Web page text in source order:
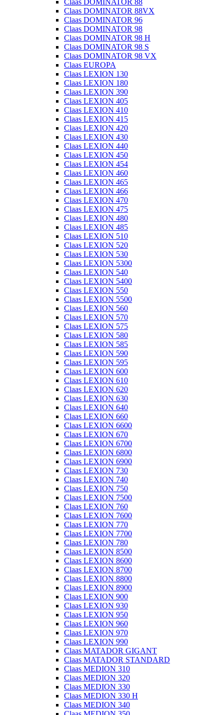
Claas DOMINATOR 88
Claas DOMINATOR 88VX
Claas DOMINATOR 96
Claas DOMINATOR 98
Claas DOMINATOR 98 H
Claas DOMINATOR 98 S
Claas DOMINATOR 98 VX
Claas EUROPA
Claas LEXION 130
Claas LEXION 180
Claas LEXION 390
Claas LEXION 405
Claas LEXION 410
Claas LEXION 415
Claas LEXION 420
Claas LEXION 430
Claas LEXION 440
Claas LEXION 450
Claas LEXION 454
Claas LEXION 460
Claas LEXION 465
Claas LEXION 466
Claas LEXION 470
Claas LEXION 475
Claas LEXION 480
Claas LEXION 485
Claas LEXION 510
Claas LEXION 520
Claas LEXION 530
Claas LEXION 5300
Claas LEXION 540
Claas LEXION 5400
Claas LEXION 550
Claas LEXION 5500
Claas LEXION 560
Claas LEXION 570
Claas LEXION 575
Claas LEXION 580
Claas LEXION 585
Claas LEXION 590
Claas LEXION 595
Claas LEXION 600
Claas LEXION 610
Claas LEXION 620
Claas LEXION 630
Claas LEXION 640
Claas LEXION 660
Claas LEXION 6600
Claas LEXION 670
Claas LEXION 6700
Claas LEXION 6800
Claas LEXION 6900
Claas LEXION 730
Claas LEXION 740
Claas LEXION 750
Claas LEXION 7500
Claas LEXION 760
Claas LEXION 7600
Claas LEXION 770
Claas LEXION 7700
Claas LEXION 780
Claas LEXION 8500
Claas LEXION 8600
Claas LEXION 8700
Claas LEXION 8800
Claas LEXION 8900
Claas LEXION 900
Claas LEXION 930
Claas LEXION 950
Claas LEXION 960
Claas LEXION 970
Claas LEXION 990
Claas MATADOR GIGANT
Claas MATADOR STANDARD
Claas MEDION 310
Claas MEDION 320
Claas MEDION 330
Claas MEDION 330 H
Claas MEDION 340